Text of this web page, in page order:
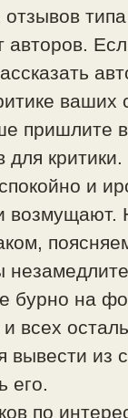
пришлите
для критики.
и
возмущают.
бурно на
и всех
вывести из
его.
по